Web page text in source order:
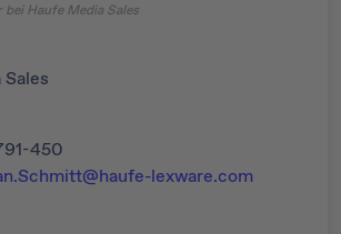
Haufe Media Sales
450
lexware.com